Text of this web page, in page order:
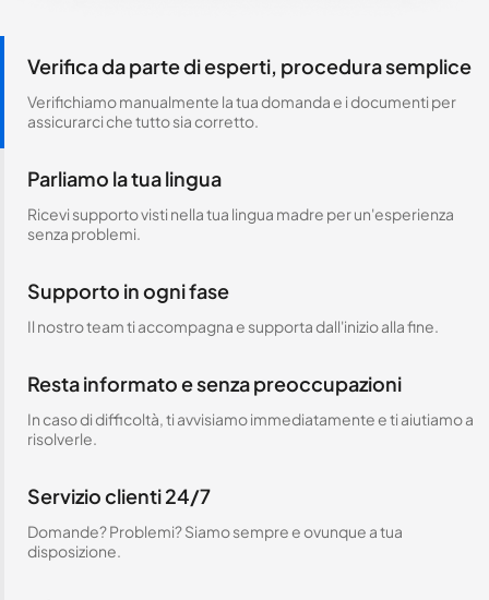
Verifica da parte di esperti, procedura semplice
Verifichiamo manualmente la tua domanda e i documenti per
assicurarci che tutto sia corretto.
Parliamo la tua lingua
Ricevi supporto visti nella tua lingua madre per un'esperienza
senza problemi.
Supporto in ogni fase
Il nostro team ti accompagna e supporta dall'inizio alla fine.
Resta informato e senza preoccupazioni
In caso di difficoltà, ti avvisiamo immediatamente e ti aiutiamo a
risolverle.
Servizio clienti 24/7
Domande? Problemi? Siamo sempre e ovunque a tua
disposizione.